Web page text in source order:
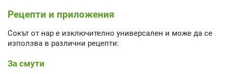
Рецепти и приложения
Сокът от нар е изключително универсален и може да се
използва в различни рецепти:
За смути